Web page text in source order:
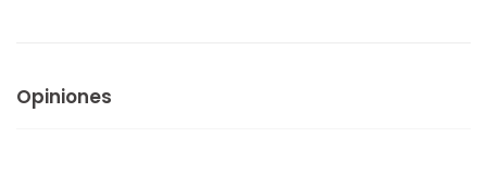
Opiniones